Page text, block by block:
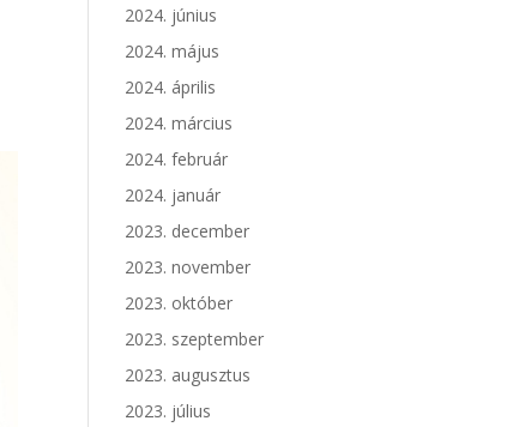
2024. június
2024. május
2024. április
2024. március
2024. február
2024. január
2023. december
2023. november
2023. október
2023. szeptember
2023. augusztus
2023. július